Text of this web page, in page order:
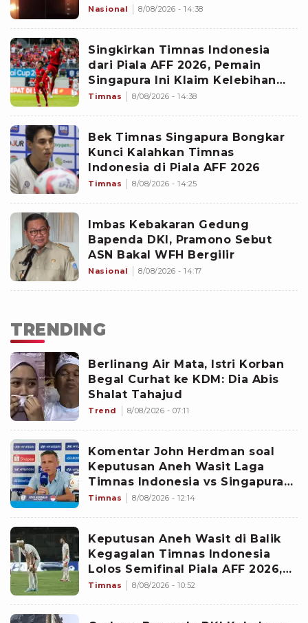
Penyelidikan Masih Dilakukan
Nasional 8/08/2026 - 14:38
Singkirkan Timnas Indonesia
dari Piala AFF 2026, Pemain
Singapura Ini Klaim Kelebihan
The Lions yang Buat Garuda
Timnas 8/08/2026 - 14:38
Bek Timnas Singapura Bongkar
Kunci Kalahkan Timnas
Indonesia di Piala AFF 2026
Timnas 8/08/2026 - 14:25
Imbas Kebakaran Gedung
Bapenda DKI, Pramono Sebut
ASN Bakal WFH Bergilir
Nasional 8/08/2026 - 14:17
TRENDING
Berlinang Air Mata, Istri Korban
Begal Curhat ke KDM: Dia Abis
Shalat Tahajud
Trend 8/08/2026 - 07:11
Komentar John Herdman soal
Keputusan Aneh Wasit Laga
Timnas Indonesia vs Singapura
di Piala AFF 2026: Percuma
Timnas 8/08/2026 - 12:14
Keputusan Aneh Wasit di Balik
Kegagalan Timnas Indonesia
Lolos Semifinal Piala AFF 2026,
Untungkan Singapura dan
Timnas 8/08/2026 - 10:52